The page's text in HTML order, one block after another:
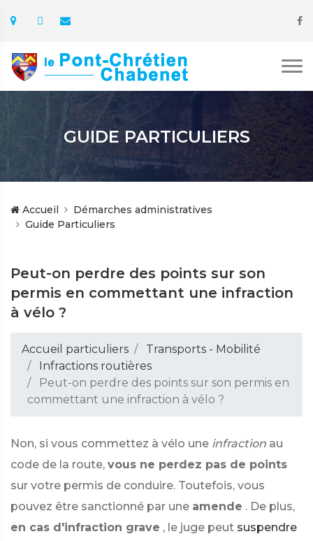
GUIDE PARTICULIERS
Accueil
Démarches administratives
Guide Particuliers
Peut-on perdre des points sur son
permis en commettant une infraction
à vélo ?
Accueil particuliers
Transports - Mobilité
Infractions routières
Peut-on perdre des points sur son permis en
commettant une infraction à vélo ?
Non, si vous commettez à vélo une infraction au
code de la route, vous ne perdez pas de points
sur votre permis de conduire. Toutefois, vous
pouvez être sanctionné par une amende . De plus,
en cas d'infraction grave , le juge peut suspendre